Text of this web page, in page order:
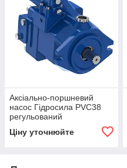
Аксіально-поршневий
насос Гідросила PVC38
регульований
Ціну уточнюйте